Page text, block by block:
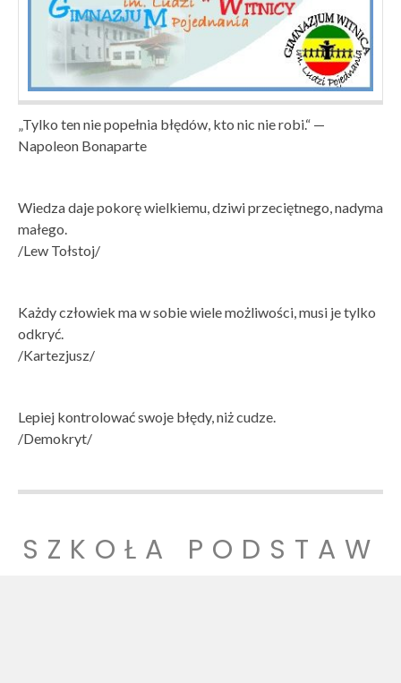
„Tylko ten nie popełnia błędów, kto nic nie robi.“ —
Napoleon Bonaparte
Wiedza daje pokorę wielkiemu, dziwi przeciętnego, nadyma
małego.
/Lew Tołstoj/
Każdy człowiek ma w sobie wiele możliwości, musi je tylko
odkryć.
/Kartezjusz/
Lepiej kontrolować swoje błędy, niż cudze.
/Demokryt/
SZKOŁA PODSTAW